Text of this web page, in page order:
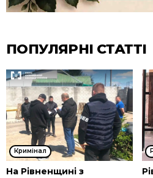
ПОПУЛЯРНІ СТАТТІ
Кримінал
На Рівненщині з